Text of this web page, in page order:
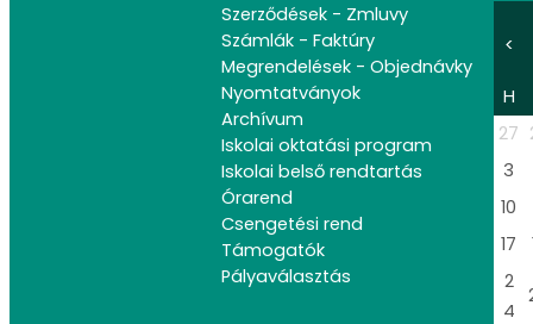
Szerződések - Zmluvy
Számlák - Faktúry
Megrendelések - Objednávky
Nyomtatványok
Archívum
Iskolai oktatási program
Iskolai belső rendtartás
Órarend
Csengetési rend
Támogatók
Pályaválasztás
<
H
27
3
10
17
2
4